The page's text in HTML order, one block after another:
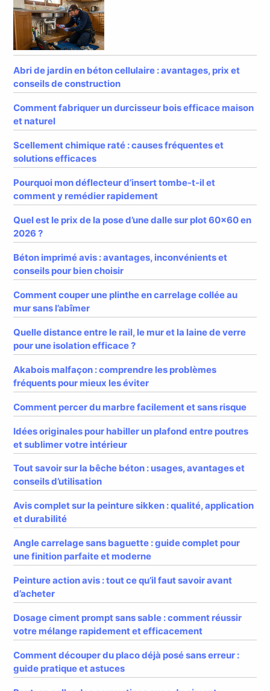
Abri de jardin en béton cellulaire : avantages, prix et
conseils de construction
Comment fabriquer un durcisseur bois efficace maison
et naturel
Scellement chimique raté : causes fréquentes et
solutions efficaces
Pourquoi mon déflecteur d’insert tombe-t-il et
comment y remédier rapidement
Quel est le prix de la pose d’une dalle sur plot 60×60 en
2026 ?
Béton imprimé avis : avantages, inconvénients et
conseils pour bien choisir
Comment couper une plinthe en carrelage collée au
mur sans l’abîmer
Quelle distance entre le rail, le mur et la laine de verre
pour une isolation efficace ?
Akabois malfaçon : comprendre les problèmes
fréquents pour mieux les éviter
Comment percer du marbre facilement et sans risque
Idées originales pour habiller un plafond entre poutres
et sublimer votre intérieur
Tout savoir sur la bêche béton : usages, avantages et
conseils d’utilisation
Avis complet sur la peinture sikken : qualité, application
et durabilité
Angle carrelage sans baguette : guide complet pour
une finition parfaite et moderne
Peinture action avis : tout ce qu’il faut savoir avant
d’acheter
Dosage ciment prompt sans sable : comment réussir
votre mélange rapidement et efficacement
Comment découper du placo déjà posé sans erreur :
guide pratique et astuces